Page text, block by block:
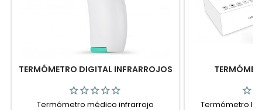
TERMÓMETRO DIGITAL INFRARROJOS
Termómetro médico infrarrojo
Termómetro